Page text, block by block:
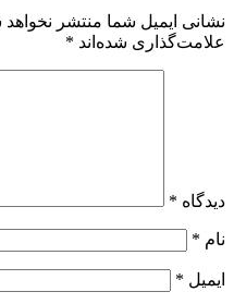
نشانی ایمیل شما منتشر
علامت‌گذاری شده‌اند *
دیدگاه *
نام *
ایمیل *